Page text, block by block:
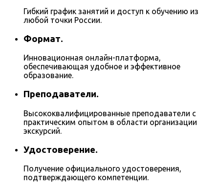
Гибкий график занятий и доступ к обучению из
любой точки России.
Формат.
Инновационная онлайн-платформа,
обеспечивающая удобное и эффективное
образование.
Преподаватели.
Высококвалифицированные преподаватели с
практическим опытом в области организации
экскурсий.
Удостоверение.
Получение официального удостоверения,
подтверждающего компетенции.